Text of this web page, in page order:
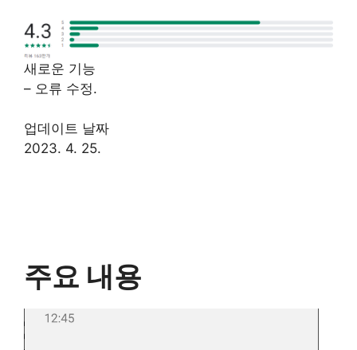
새로운 기능
– 오류 수정.
업데이트 날짜
2023. 4. 25.
주요 내용